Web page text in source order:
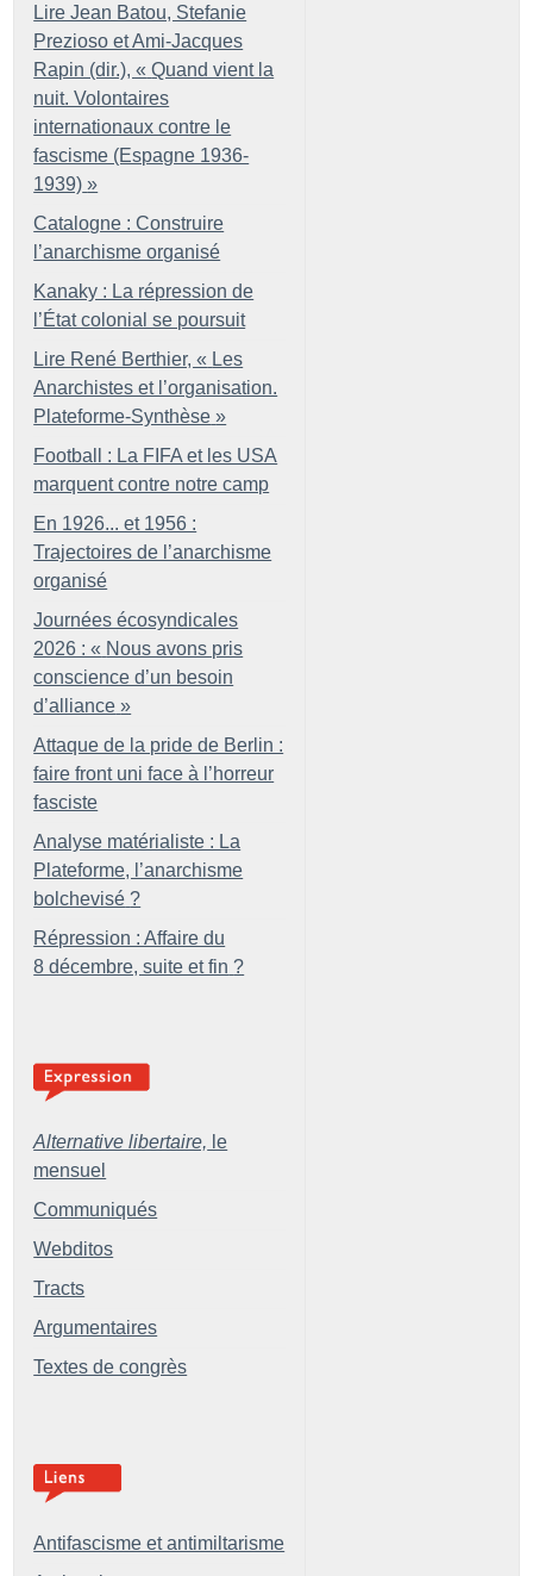
Lire Jean Batou, Stefanie
Prezioso et Ami-Jacques
Rapin (dir.), « Quand vient la
nuit. Volontaires
internationaux contre le
fascisme (Espagne 1936-
1939) »
Catalogne : Construire
l’anarchisme organisé
Kanaky : La répression de
l’État colonial se poursuit
Lire René Berthier, « Les
Anarchistes et l’organisation.
Plateforme-Synthèse »
Football : La FIFA et les USA
marquent contre notre camp
En 1926... et 1956 :
Trajectoires de l’anarchisme
organisé
Journées écosyndicales
2026 : « Nous avons pris
conscience d’un besoin
d’alliance »
Attaque de la pride de Berlin :
faire front uni face à l’horreur
fasciste
Analyse matérialiste : La
Plateforme, l’anarchisme
bolchevisé ?
Répression : Affaire du
8 décembre, suite et fin ?
Alternative libertaire, le
mensuel
Communiqués
Webditos
Tracts
Argumentaires
Textes de congrès
Antifascisme et antimiltarisme